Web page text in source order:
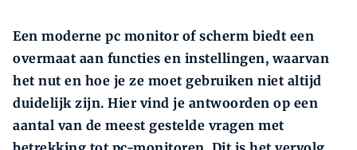
Een moderne pc monitor of scherm biedt een
overmaat aan functies en instellingen, waarvan
het nut en hoe je ze moet gebruiken niet altijd
duidelijk zijn. Hier vind je antwoorden op een
aantal van de meest gestelde vragen met